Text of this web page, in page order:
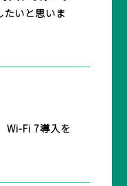
いと思いま
Wi-Fi 7導入を